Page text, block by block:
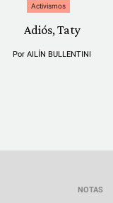
Activismos
Adiós, Taty
PorAILÍN BULLENTINI
NOTAS